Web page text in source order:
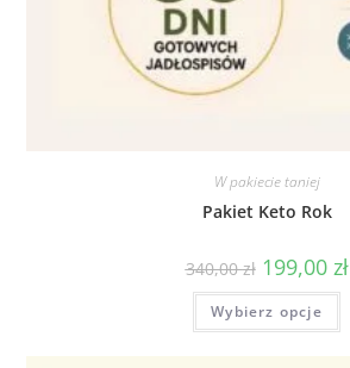
W pakiecie taniej
Pakiet Keto Rok
340,00zł 199,00 zł
Wybierz opcje